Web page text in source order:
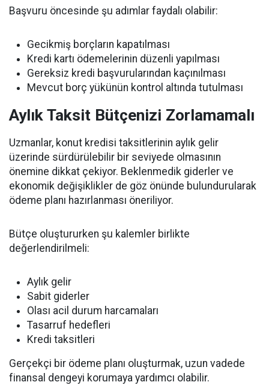
Başvuru öncesinde şu adımlar faydalı olabilir:
Gecikmiş borçların kapatılması
Kredi kartı ödemelerinin düzenli yapılması
Gereksiz kredi başvurularından kaçınılması
Mevcut borç yükünün kontrol altında tutulması
Aylık Taksit Bütçenizi Zorlamamalı
Uzmanlar, konut kredisi taksitlerinin aylık gelir
üzerinde sürdürülebilir bir seviyede olmasının
önemine dikkat çekiyor. Beklenmedik giderler ve
ekonomik değişiklikler de göz önünde bulundurularak
ödeme planı hazırlanması öneriliyor.
Bütçe oluştururken şu kalemler birlikte
değerlendirilmeli:
Aylık gelir
Sabit giderler
Olası acil durum harcamaları
Tasarruf hedefleri
Kredi taksitleri
Gerçekçi bir ödeme planı oluşturmak, uzun vadede
finansal dengeyi korumaya yardımcı olabilir.